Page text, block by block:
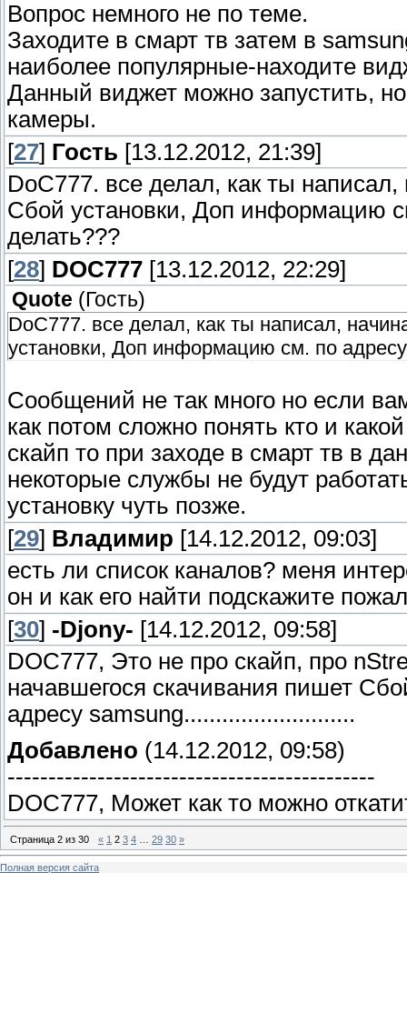
Вопрос немного не по теме.
Заходите в смарт тв затем в
наиболее популярные-находите
Данный виджет можно запустить,
камеры.
[27] Гость [13.12.2012, 21:39]
DoC777. все делал, как ты
Сбой установки, Доп информацию
делать???
[28] DOC777 [13.12.2012, 22:29]
Quote ( Гость)
DoC777. все делал, как ты написал,
установки, Доп информацию см. по
Сообщений не так много но если
как потом сложно понять кто и
скайп то при заходе в смарт тв в
некоторые службы не будут
установку чуть позже.
[29] Владимир [14.12.2012, 09:03]
есть ли список каналов? меня
он и как его найти подскажите
[30] -Djony- [14.12.2012, 09:58]
DOC777, Это не про скайп, про
начавшегося скачивания пишет
адресу samsung...........................
Добавлено (14.12.2012, 09:58)
---------------------------------------------
DOC777, Может как то можно
Страница 2 из 30 « 1 2 3 4 29 30 »
Полная версия сайта